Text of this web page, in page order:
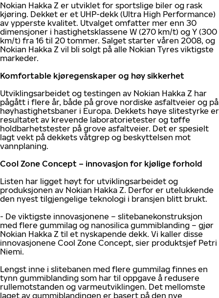
Nokian Hakka Z er utviklet for sportslige biler og rask
kjøring. Dekket er et UHP-dekk (Ultra High Performance)
av ypperste kvalitet. Utvalget omfatter mer enn 30
dimensjoner i hastighetsklassene W (270 km/t) og Y (300
km/t) fra 16 til 20 tommer. Salget starter våren 2008, og
Nokian Hakka Z vil bli solgt på alle Nokian Tyres viktigste
markeder.
Komfortable kjøregenskaper og høy sikkerhet
Utviklingsarbeidet og testingen av Nokian Hakka Z har
pågått i flere år, både på grove nordiske asfaltveier og på
høyhastighetsbaner i Europa. Dekkets høye slitestyrke er
resultatet av krevende laboratorietester og tøffe
holdbarhetstester på grove asfaltveier. Det er spesielt
lagt vekt på dekkets våtgrep og beskyttelsen mot
vannplaning.
Cool Zone Concept – innovasjon for kjølige forhold
Listen har ligget høyt for utviklingsarbeidet og
produksjonen av Nokian Hakka Z. Derfor er utelukkende
den nyest tilgjengelige teknologi i bransjen blitt brukt.
- De viktigste innovasjonene – slitebanekonstruksjon
med flere gummilag og nanosilica gummiblanding – gjør
Nokian Hakka Z til et nyskapende dekk. Vi kaller disse
innovasjonene Cool Zone Concept, sier produktsjef Petri
Niemi.
Lengst inne i slitebanen med flere gummilag finnes en
tynn gummiblanding som har til oppgave å redusere
rullemotstanden og varmeutviklingen. Det mellomste
laget av gummiblandingen er basert på den nye